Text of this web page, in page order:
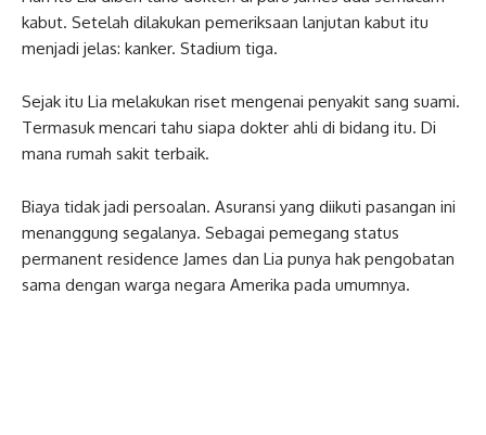
kabut. Setelah dilakukan pemeriksaan lanjutan kabut itu
menjadi jelas: kanker. Stadium tiga.
Sejak itu Lia melakukan riset mengenai penyakit sang suami.
Termasuk mencari tahu siapa dokter ahli di bidang itu. Di
mana rumah sakit terbaik.
Biaya tidak jadi persoalan. Asuransi yang diikuti pasangan ini
menanggung segalanya. Sebagai pemegang status
permanent residence James dan Lia punya hak pengobatan
sama dengan warga negara Amerika pada umumnya.